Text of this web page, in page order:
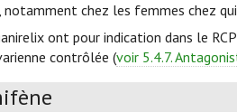
notamment chez les femmes chez
ont pour indication dans le
contrôlée (voir 5.4.7.